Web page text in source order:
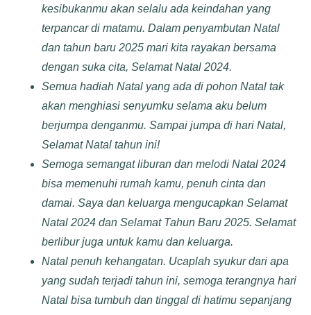
kesibukanmu akan selalu ada keindahan yang
terpancar di matamu. Dalam penyambutan Natal
dan tahun baru 2025 mari kita rayakan bersama
dengan suka cita, Selamat Natal 2024.
Semua hadiah Natal yang ada di pohon Natal tak
akan menghiasi senyumku selama aku belum
berjumpa denganmu. Sampai jumpa di hari Natal,
Selamat Natal tahun ini!
Semoga semangat liburan dan melodi Natal 2024
bisa memenuhi rumah kamu, penuh cinta dan
damai. Saya dan keluarga mengucapkan Selamat
Natal 2024 dan Selamat Tahun Baru 2025. Selamat
berlibur juga untuk kamu dan keluarga.
Natal penuh kehangatan. Ucaplah syukur dari apa
yang sudah terjadi tahun ini, semoga terangnya hari
Natal bisa tumbuh dan tinggal di hatimu sepanjang